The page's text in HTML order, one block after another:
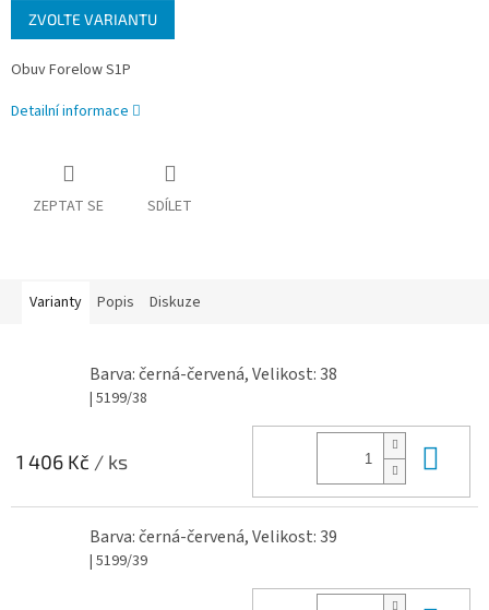
cena:
ZVOLTE VARIANTU
Obuv Forelow S1P
Detailní informace
ZEPTAT SE SDÍLET
Varianty Popis Diskuze
Barva: černá-červená, Velikost: 38
| 5199/38
1 406 Kč / ks
Barva: černá-červená, Velikost: 39
| 5199/39